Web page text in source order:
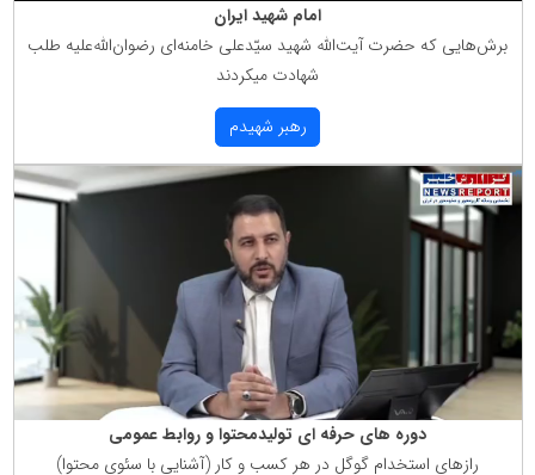
امام شهید ایران
برش‌هایی كه حضرت آیت‌الله شهید سیّدعلی خامنه‌ای رضوان‌الله‌علیه طلب
شهادت میكردند
رهبر شهیدم
دوره های حرفه ای تولیدمحتوا و روابط عمومی
رازهای استخدام گوگل در هر كسب و كار (آشنایی با سئوی محتوا)